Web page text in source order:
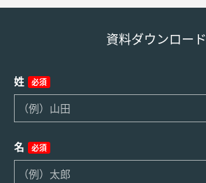
資料ダウンロード
姓 必須
名 必須